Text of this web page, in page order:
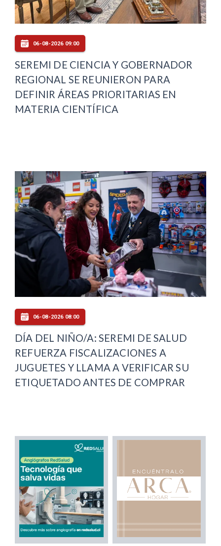
06-08-2026 09:00
SEREMI DE CIENCIA Y GOBERNADOR
REGIONAL SE REUNIERON PARA
DEFINIR ÁREAS PRIORITARIAS EN
MATERIA CIENTÍFICA
06-08-2026 08:00
DÍA DEL NIÑO/A: SEREMI DE SALUD
REFUERZA FISCALIZACIONES A
JUGUETES Y LLAMA A VERIFICAR SU
ETIQUETADO ANTES DE COMPRAR